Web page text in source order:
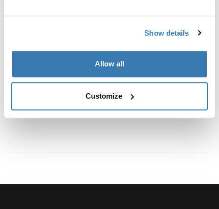
Show details
Allow all
Customize
Toggle techspec
Especificações técnicas